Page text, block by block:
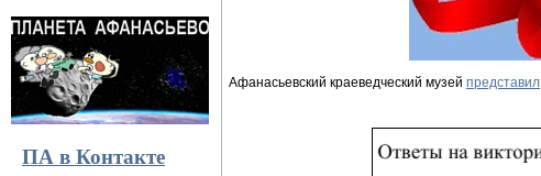
ПА в Контакте
Афанасьевский краеведческий музей представил